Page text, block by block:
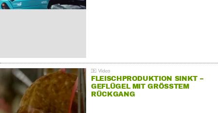
FLEISCHPRODUKTION SINKT –
GEFLÜGEL MIT GRÖSSTEM R
ÜCKGANG